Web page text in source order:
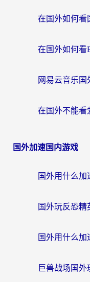
国外加速国内游戏